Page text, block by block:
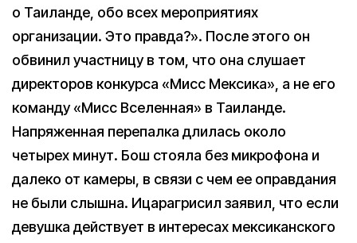
о Таиланде, обо всех мероприятиях
организации. Это правда?». После этого он
обвинил участницу в том, что она слушает
директоров конкурса «Мисс Мексика», а не его
команду «Мисс Вселенная» в Таиланде.
Напряженная перепалка длилась около
четырех минут. Бош стояла без микрофона и
далеко от камеры, в связи с чем ее оправдания
не были слышна. Ицарагрисил заявил, что если
девушка действует в интересах мексиканского